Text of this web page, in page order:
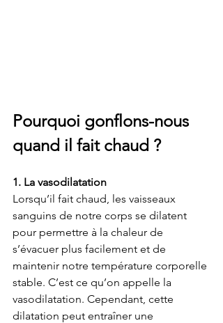
Pourquoi gonflons-nous
quand il fait chaud ?
1. La vasodilatation
Lorsqu’il fait chaud, les vaisseaux
sanguins de notre corps se dilatent
pour permettre à la chaleur de
s’évacuer plus facilement et de
maintenir notre température corporelle
stable. C’est ce qu’on appelle la
vasodilatation. Cependant, cette
dilatation peut entraîner une